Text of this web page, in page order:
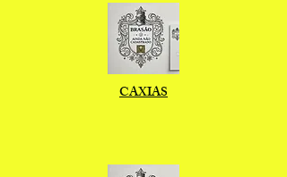
CAXIAS